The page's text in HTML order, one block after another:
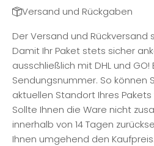
Versand und Rückgaben
Der Versand und Rückversand
Damit Ihr Paket stets sicher
ausschließlich mit DHL und GO!
Sendungsnummer. So können
aktuellen Standort Ihres
Sollte Ihnen die Ware nicht
innerhalb von 14 Tagen
Ihnen umgehend den Kaufpreis.